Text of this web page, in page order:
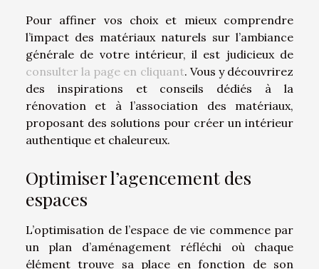
Pour affiner vos choix et mieux comprendre
l’impact des matériaux naturels sur l’ambiance
générale de votre intérieur, il est judicieux de
consulter la page en cliquant. Vous y découvrirez
des inspirations et conseils dédiés à la
rénovation et à l’association des matériaux,
proposant des solutions pour créer un intérieur
authentique et chaleureux.
Optimiser l’agencement des
espaces
L’optimisation de l’espace de vie commence par
un plan d’aménagement réfléchi où chaque
élément trouve sa place en fonction de son